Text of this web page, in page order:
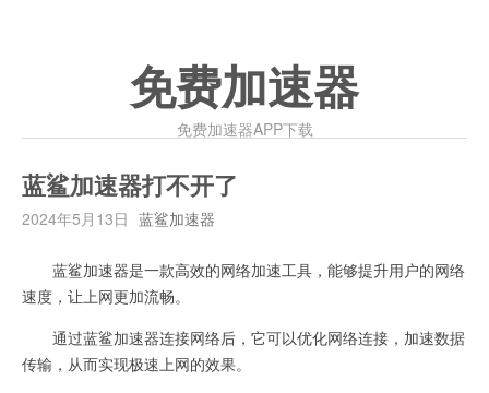
免费加速器
免费加速器APP下载
蓝鲨加速器打不开了
2024年5月13日 蓝鲨加速器
蓝鲨加速器是一款高效的网络加速工具，能够提升用户的网络
速度，让上网更加流畅。
通过蓝鲨加速器连接网络后，它可以优化网络连接，加速数据
传输，从而实现极速上网的效果。